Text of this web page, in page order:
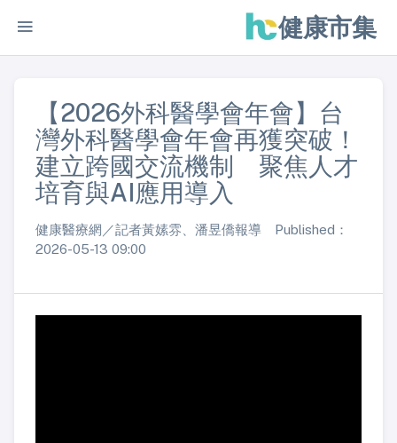
健康市集
【2026外科醫學會年會】台
灣外科醫學會年會再獲突破！
建立跨國交流機制 聚焦人才
培育與AI應用導入
健康醫療網／記者黃嫊雰、潘昱僑報導 Published：
2026-05-13 09:00